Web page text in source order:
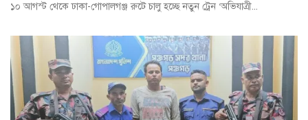
১০ আগস্ট থেকে ঢাকা-গোপালগঞ্জ রুটে চালু হচ্ছে নতুন ট্রেন ‘অভিযাত্রী...